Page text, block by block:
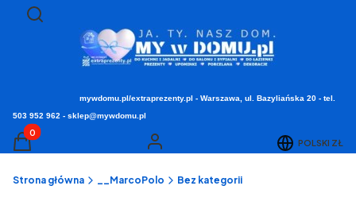
Otwórz wyszukiwarkę
Szukaj
mywdomu.pl/extraprezenty.pl - Warszawa, ul. Bazyliańska 20 - tel.
503 952 962 - sklep@mywdomu.pl
Produkty w koszyku: 0. Zobacz szczegóły
Koszyk Zaloguj się POLSKI ZŁ
Strona główna __MarcoPolo Bez kategorii